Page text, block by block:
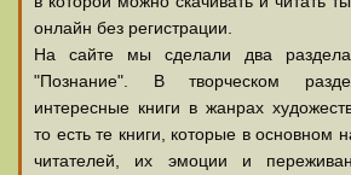
онлайн без регистрации.
На сайте мы сделали два
"Познание". В творческом
интересные книги в жанрах
то есть те книги, которые в основном
читателей, их эмоции и